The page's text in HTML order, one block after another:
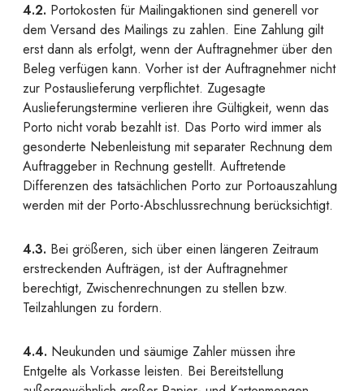
4.2. Portokosten für Mailingaktionen sind generell vor
dem Versand des Mailings zu zahlen. Eine Zahlung gilt
erst dann als erfolgt, wenn der Auftragnehmer über den
Beleg verfügen kann. Vorher ist der Auftragnehmer nicht
zur Postauslieferung verpflichtet. Zugesagte
Auslieferungstermine verlieren ihre Gültigkeit, wenn das
Porto nicht vorab bezahlt ist. Das Porto wird immer als
gesonderte Nebenleistung mit separater Rechnung dem
Auftraggeber in Rechnung gestellt. Auftretende
Differenzen des tatsächlichen Porto zur Portoauszahlung
werden mit der Porto-Abschlussrechnung berücksichtigt.
4.3. Bei größeren, sich über einen längeren Zeitraum
erstreckenden Aufträgen, ist der Auftragnehmer
berechtigt, Zwischenrechnungen zu stellen bzw.
Teilzahlungen zu fordern.
4.4. Neukunden und säumige Zahler müssen ihre
Entgelte als Vorkasse leisten. Bei Bereitstellung